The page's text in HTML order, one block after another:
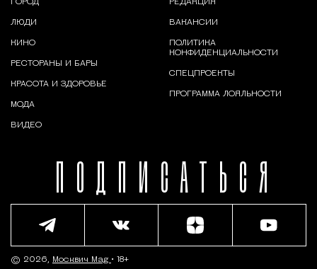
ПОДПИСАТЬСЯ
ГОРОД
ЛЮДИ
КИНО
РЕСТОРАНЫ И БАРЫ
КРАСОТА И ЗДОРОВЬЕ
МОДА
ВИДЕО
РЕДАКЦИЯ
ВАКАНСИИ
ПОЛИТИКА
КОНФИДЕНЦИАЛЬНОСТИ
СПЕЦПРОЕКТЫ
ПРОГРАММА ЛОЯЛЬНОСТИ
© 2026, Москвич Mag • 18+